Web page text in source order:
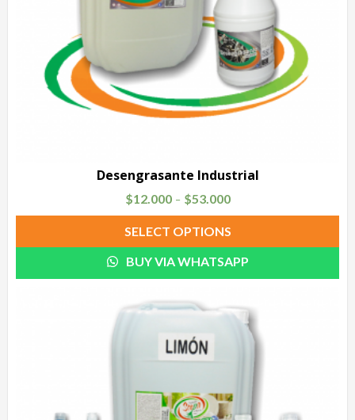
Desengrasante Industrial
$12.000 – $53.000
SELECT OPTIONS
BUY VIA WHATSAPP